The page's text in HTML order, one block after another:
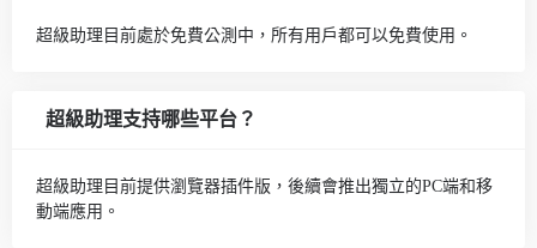
超級助理目前處於免費公測中，所有用戶都可以免費使用。
超級助理支持哪些平台？
超級助理目前提供瀏覽器插件版，後續會推出獨立的PC端和移
動端應用。